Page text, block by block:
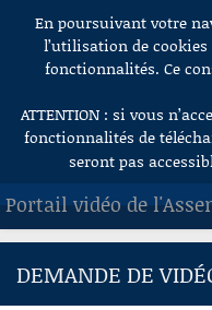
Aller au contenu
En poursuivant votre
l’utilisation de
fonctionnalités. Ce
ATTENTION : si vous
fonctionnalités de
seront pas
Portail vidéo de
ACCUEIL
DEMANDE DE